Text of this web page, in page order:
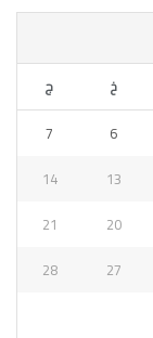
خ ج
6
7
13
14
20
21
27
28